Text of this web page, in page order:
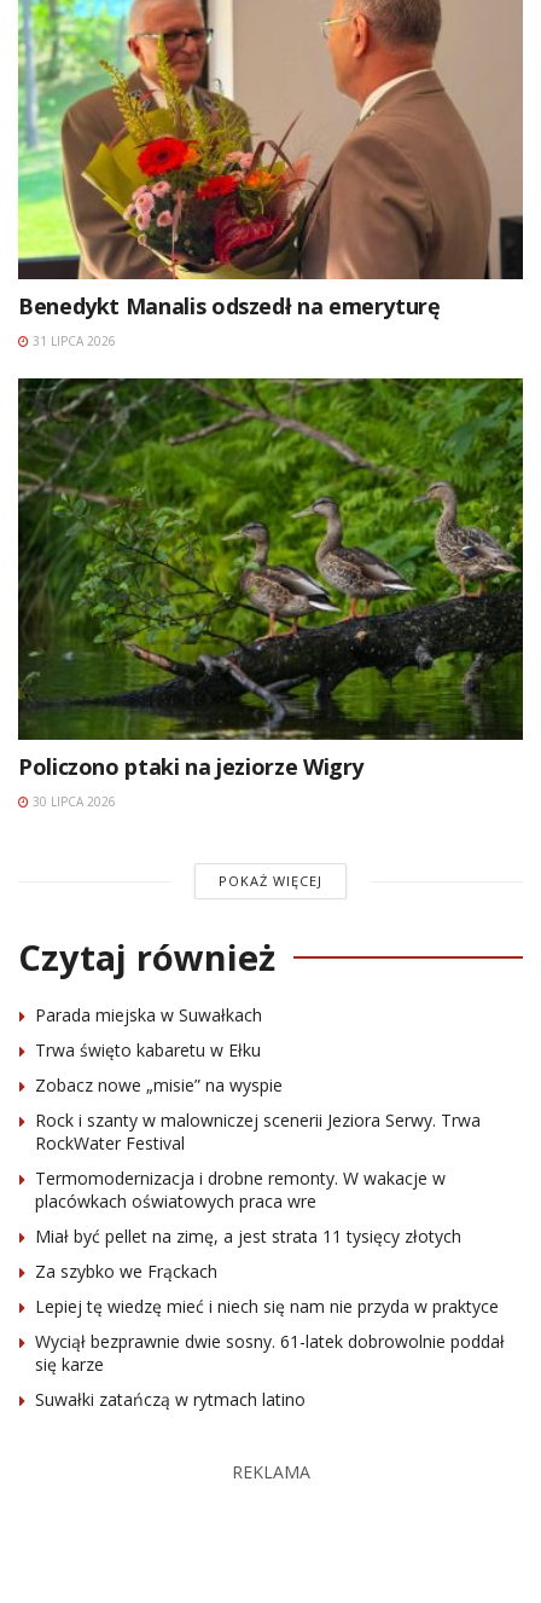
Benedykt Manalis odszedł na emeryturę
31 LIPCA 2026
Policzono ptaki na jeziorze Wigry
30 LIPCA 2026
POKAŻ WIĘCEJ
Czytaj również
Parada miejska w Suwałkach
Trwa święto kabaretu w Ełku
Zobacz nowe „misie” na wyspie
Rock i szanty w malowniczej scenerii Jeziora Serwy. Trwa
RockWater Festival
Termomodernizacja i drobne remonty. W wakacje w
placówkach oświatowych praca wre
Miał być pellet na zimę, a jest strata 11 tysięcy złotych
Za szybko we Frąckach
Lepiej tę wiedzę mieć i niech się nam nie przyda w praktyce
Wyciął bezprawnie dwie sosny. 61-latek dobrowolnie poddał
się karze
Suwałki zatańczą w rytmach latino
REKLAMA